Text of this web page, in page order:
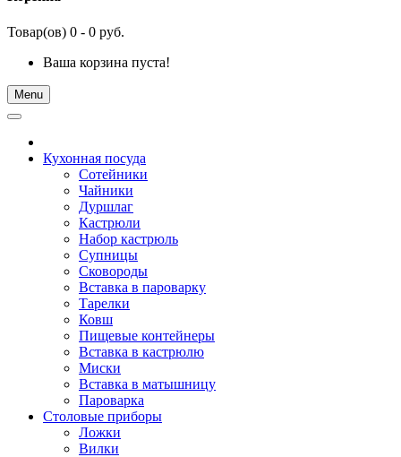
Товар(ов) 0 - 0 руб.
Ваша корзина пуста!
Menu
Кухонная посуда
Сотейники
Чайники
Дуршлаг
Кастрюли
Набор кастрюль
Супницы
Сковороды
Вставка в пароварку
Тарелки
Ковш
Пищевые контейнеры
Вставка в кастрюлю
Миски
Вставка в матышницу
Пароварка
Столовые приборы
Ложки
Вилки